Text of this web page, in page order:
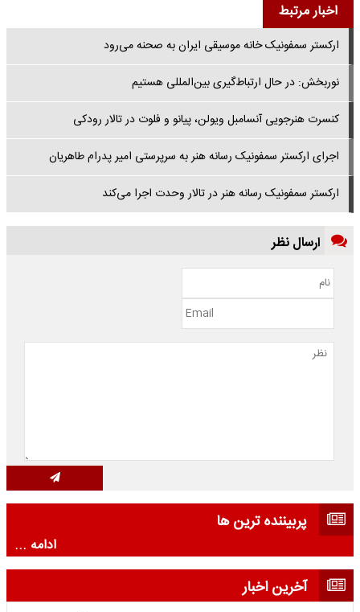
اخبار مرتبط
ارکستر سمفونیک خانه موسیقی ایران به صحنه می‌رود
نوربخش: در حال ارتباط‌گیری بین‌المللی هستیم
کنسرت هنرجویی آنسامبل ویولن، پیانو و فلوت در تالار رودکی
اجرای ارکستر سمفونیک رسانه هنر به سرپرستی امیر پدرام طاهریان
ارکستر سمفونیک رسانه هنر در تالار وحدت اجرا می‌کند
ارسال نظر
پربیننده ترین ها
ادامه ...
آخرین اخبار